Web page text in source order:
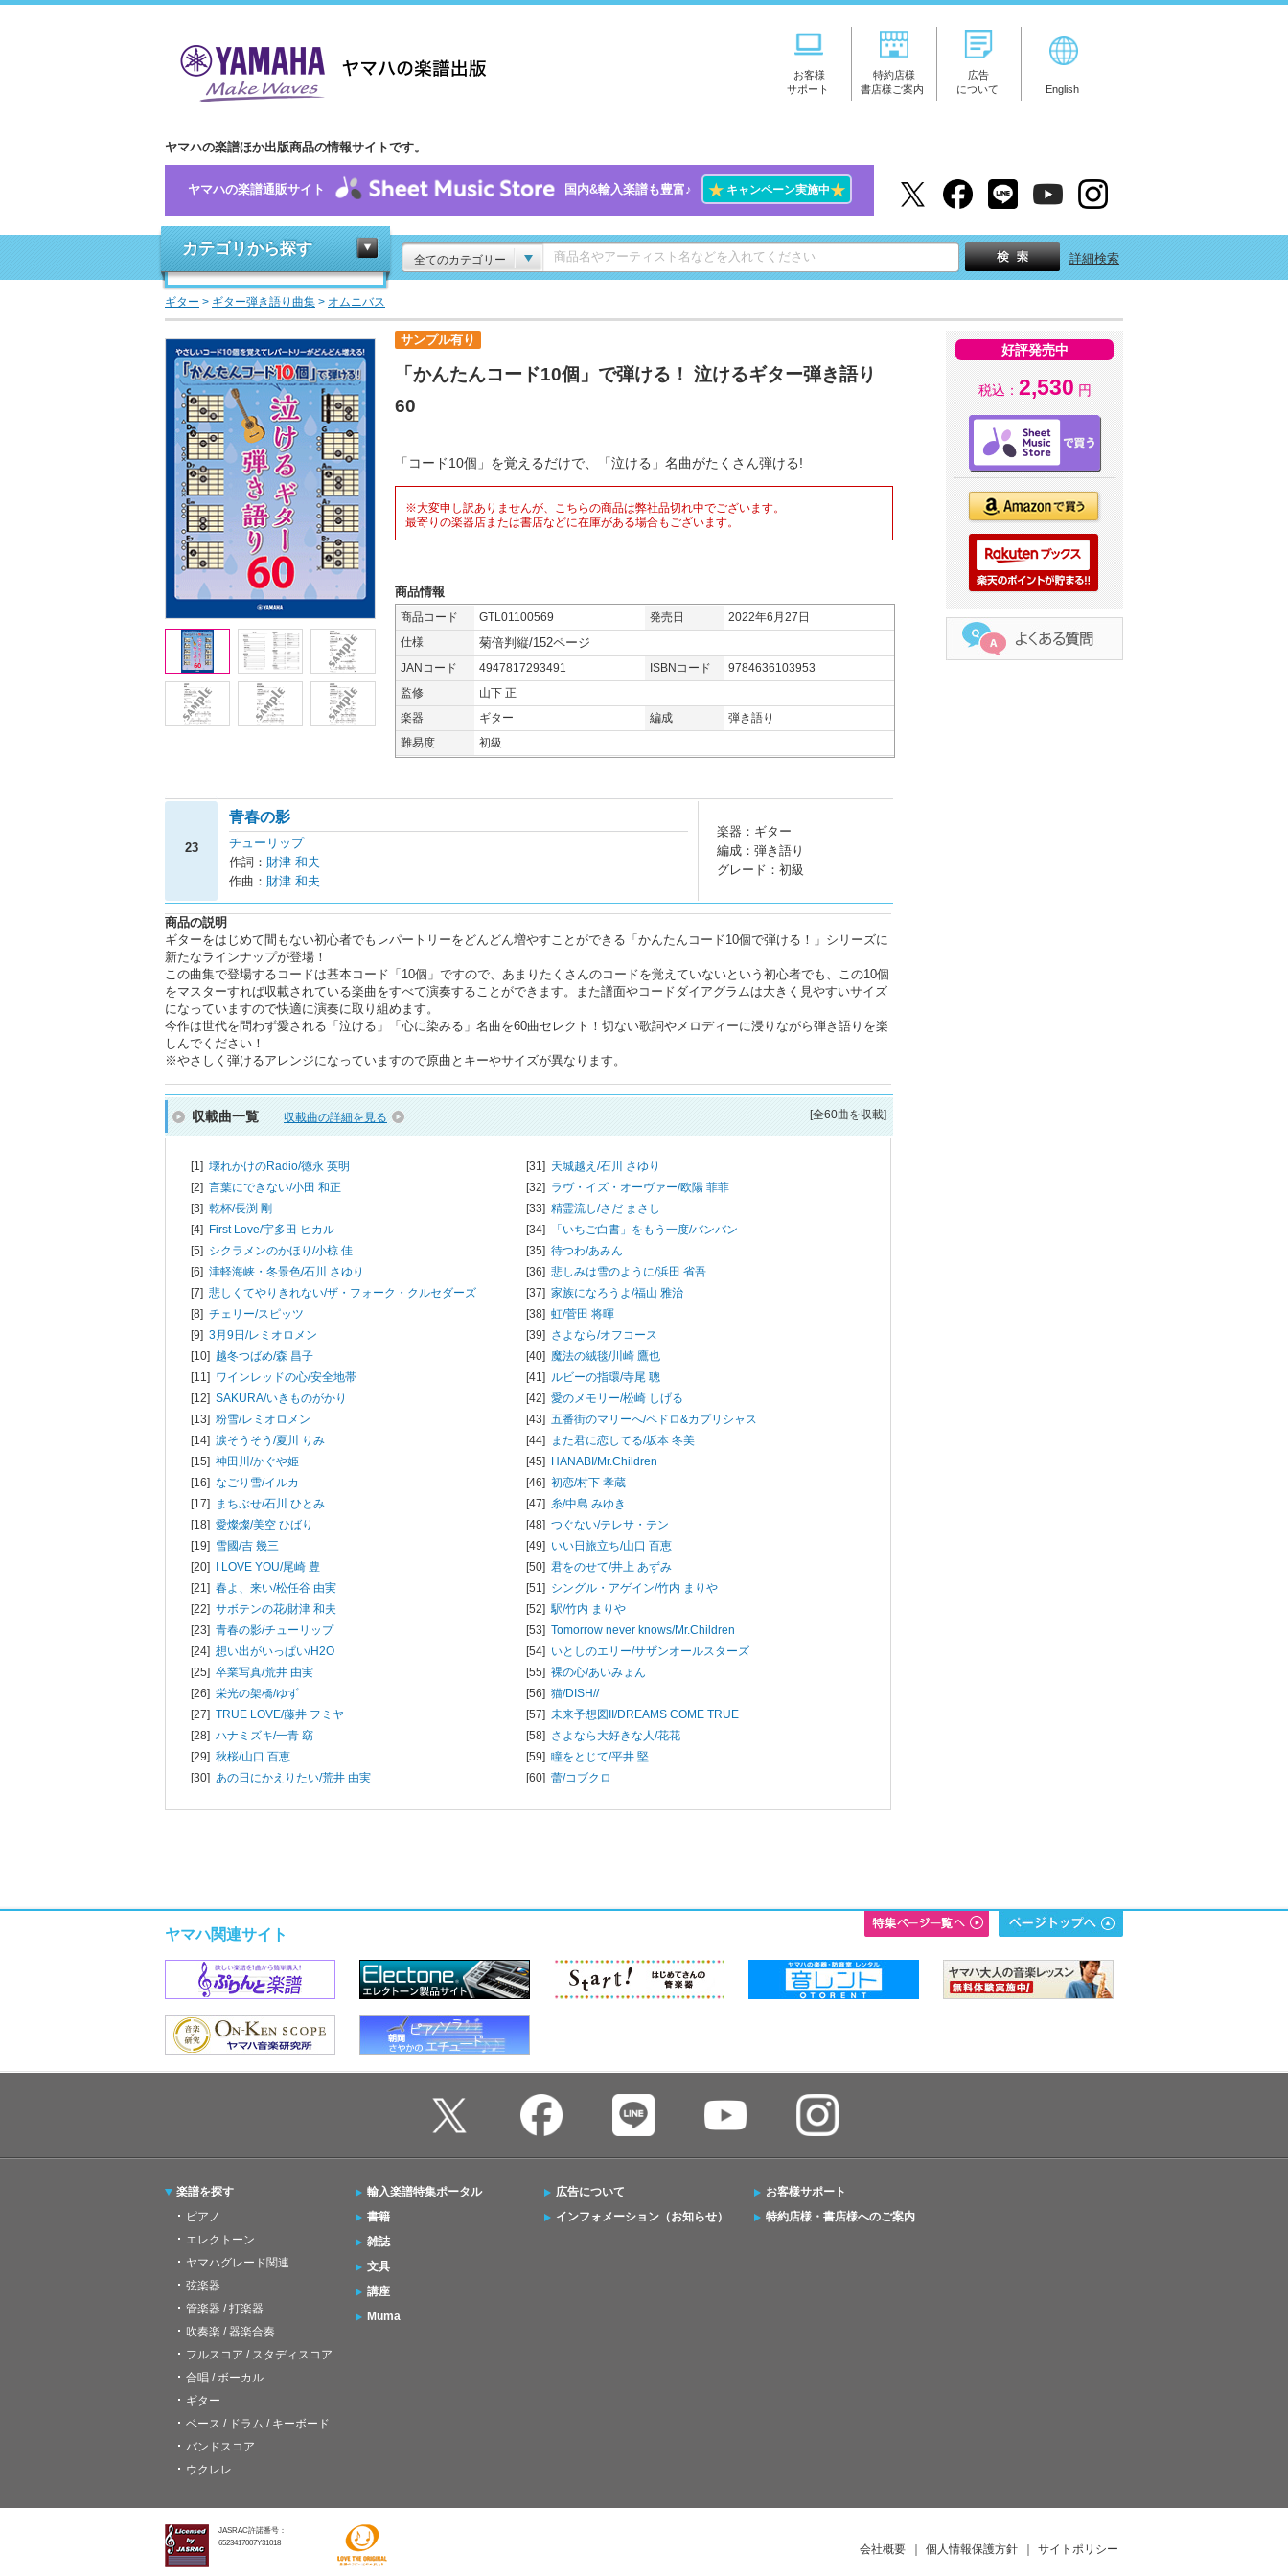
お客様
サポート
特約店様
書店様ご案内
広告
について
English
ヤマハの楽譜ほか出版商品の情報サイトです。
ヤマハの楽譜通販サイト 国内&輸入楽譜も豊富♪ ★キャンペーン実施中★
カテゴリから探す
全てのカテゴリー 詳細検索
ギター > ギター弾き語り曲集 > オムニバス
サンプル有り
「かんたんコード10個」で弾ける！ 泣けるギター弾き語り
60
「コード10個」を覚えるだけで、「泣ける」名曲がたくさん弾ける!
※大変申し訳ありませんが、こちらの商品は弊社品切れ中でございます。
最寄りの楽器店または書店などに在庫がある場合もございます。
商品情報
商品コード GTL01100569 発売日
2022年6月27日
仕様
菊倍判縦/152ページ
JANコード 4947817293491 ISBNコード
9784636103953
監修
山下 正
楽器
ギター 編成
弾き語り
難易度
初級
23
青春の影
チューリップ
作詞： 財津 和夫
作曲： 財津 和夫
楽器：ギター
編成：弾き語り
グレード：初級
商品の説明
ギターをはじめて間もない初心者でもレパートリーをどんどん増やすことができる「かんたんコード10個で弾ける！」シリーズに
新たなラインナップが登場！
この曲集で登場するコードは基本コード「10個」ですので、あまりたくさんのコードを覚えていないという初心者でも、この10個
をマスターすれば収載されている楽曲をすべて演奏することができます。また譜面やコードダイアグラムは大きく見やすいサイズ
になっていますので快適に演奏に取り組めます。
今作は世代を問わず愛される「泣ける」「心に染みる」名曲を60曲セレクト！切ない歌詞やメロディーに浸りながら弾き語りを楽
しんでください！
※やさしく弾けるアレンジになっていますので原曲とキーやサイズが異なります。
収載曲一覧 収載曲の詳細を見る [全60曲を収載]
[1] 壊れかけのRadio/徳永 英明
[2] 言葉にできない/小田 和正
[3] 乾杯/長渕 剛
[4] First Love/宇多田 ヒカル
[5] シクラメンのかほり/小椋 佳
[6] 津軽海峡・冬景色/石川 さゆり
[7] 悲しくてやりきれない/ザ・フォーク・クルセダーズ
[8] チェリー/スピッツ
[9] 3月9日/レミオロメン
[10] 越冬つばめ/森 昌子
[11] ワインレッドの心/安全地帯
[12] SAKURA/いきものがかり
[13] 粉雪/レミオロメン
[14] 涙そうそう/夏川 りみ
[15] 神田川/かぐや姫
[16] なごり雪/イルカ
[17] まちぶせ/石川 ひとみ
[18] 愛燦燦/美空 ひばり
[19] 雪國/吉 幾三
[20] I LOVE YOU/尾崎 豊
[21] 春よ、来い/松任谷 由実
[22] サボテンの花/財津 和夫
[23] 青春の影/チューリップ
[24] 想い出がいっぱい/H2O
[25] 卒業写真/荒井 由実
[26] 栄光の架橋/ゆず
[27] TRUE LOVE/藤井 フミヤ
[28] ハナミズキ/一青 窈
[29] 秋桜/山口 百恵
[30] あの日にかえりたい/荒井 由実
[31] 天城越え/石川 さゆり
[32] ラヴ・イズ・オーヴァー/欧陽 菲菲
[33] 精霊流し/さだ まさし
[34]
「いちご白書」をもう一度/バンバン
[35] 待つわ/あみん
[36] 悲しみは雪のように/浜田 省吾
[37] 家族になろうよ/福山 雅治
[38] 虹/菅田 将暉
[39] さよなら/オフコース
[40] 魔法の絨毯/川崎 鷹也
[41] ルビーの指環/寺尾 聰
[42] 愛のメモリー/松崎 しげる
[43] 五番街のマリーへ/ペドロ&カプリシャス
[44] また君に恋してる/坂本 冬美
[45] HANABI/Mr.Children
[46] 初恋/村下 孝蔵
[47] 糸/中島 みゆき
[48] つぐない/テレサ・テン
[49] いい日旅立ち/山口 百恵
[50] 君をのせて/井上 あずみ
[51] シングル・アゲイン/竹内 まりや
[52]駅/竹内 まりや
[53] Tomorrow never knows/Mr.Children
[54] いとしのエリー/サザンオールスターズ
[55] 裸の心/あいみょん
[56] 猫/DISH//
[57] 未来予想図II/DREAMS COME TRUE
[58] さよなら大好きな人/花花
[59] 瞳をとじて/平井 堅
[60] 蕾/コブクロ
好評発売中
税込： 2,530 円
ヤマハ関連サイト
楽譜を探す
ピアノ
エレクトーン
ヤマハグレード関連
弦楽器
管楽器 / 打楽器
吹奏楽 / 器楽合奏
フルスコア / スタディスコア
合唱 / ボーカル
ギター
ベース / ドラム / キーボード
バンドスコア
ウクレレ
輸入楽譜特集ポータル
書籍
雑誌
文具
講座
Muma
広告について
インフォメーション（お知らせ）
お客様サポート
特約店様・書店様へのご案内
JASRAC許諾番号：
6523417007Y31018
会社概要 ｜ 個人情報保護方針 ｜ サイトポリシー